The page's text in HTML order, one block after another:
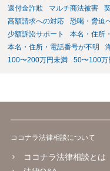
還付金詐欺
マルチ商法被害
高額請求への対応
恐喝・脅迫
少額訴訟サポート
本名・住所
本名・住所・電話番号が不明
100〜200万円未満
50〜100万
ココナラ法律相談について
ココナラ法律相談とは